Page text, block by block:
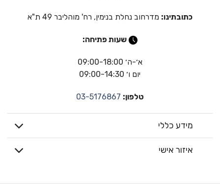
כתובתינו: מדרחוב נחלת בנימין, רח' מוהליבר 49 ת"א
שעות פתיחה:
א׳-ה׳ 09:00-18:00
יום ו׳ 09:00-14:30
טלפון: 03-5176867
מידע כללי
איזור אישי